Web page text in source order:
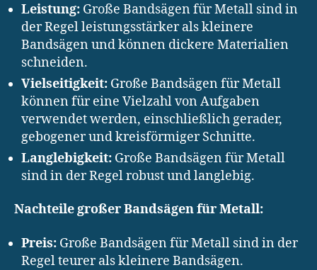
Leistung: Große Bandsägen für Metall sind in
der Regel leistungsstärker als kleinere
Bandsägen und können dickere Materialien
schneiden.
Vielseitigkeit: Große Bandsägen für Metall
können für eine Vielzahl von Aufgaben
verwendet werden, einschließlich gerader,
gebogener und kreisförmiger Schnitte.
Langlebigkeit: Große Bandsägen für Metall
sind in der Regel robust und langlebig.
Nachteile großer Bandsägen für Metall:
Preis: Große Bandsägen für Metall sind in der
Regel teurer als kleinere Bandsägen.